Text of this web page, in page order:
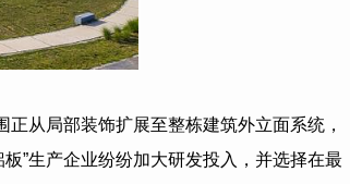
从局部装饰扩展至整栋建筑外立面系统，
”生产企业纷纷加大研发投入，并选择在最